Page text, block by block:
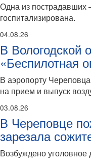
Одна из пострадавших
госпитализирована.
04.08.26
В Вологодской
«Беспилотная
В аэропорту
на прием и выпуск
03.08.26
В Череповце
зарезала
Возбуждено уголовное